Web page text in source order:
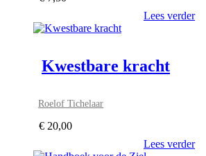
Lees verder
Kwestbare kracht
Roelof Tichelaar
€ 20,00
Lees verder